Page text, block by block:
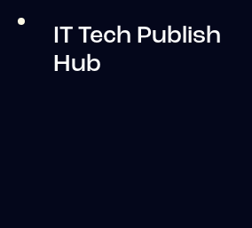
IT Tech Publish
Hub